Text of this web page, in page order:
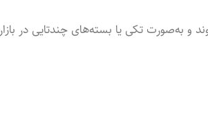
سانتی‌متر یا ۱۲×۱۸ سانتی‌متر تولید می‌شوند و به‌صورت تکی یا بسته‌های چندتایی در بازار